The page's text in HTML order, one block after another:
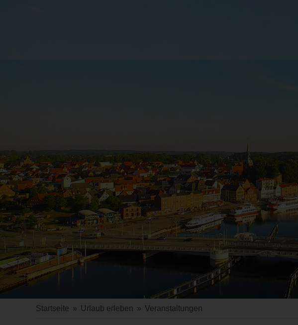
Startseite » Urlaub erleben » Veranstaltungen